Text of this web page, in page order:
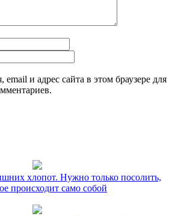
и адрес сайта в этом браузере для
хлопот. Нужно только посолить,
происходит само собой